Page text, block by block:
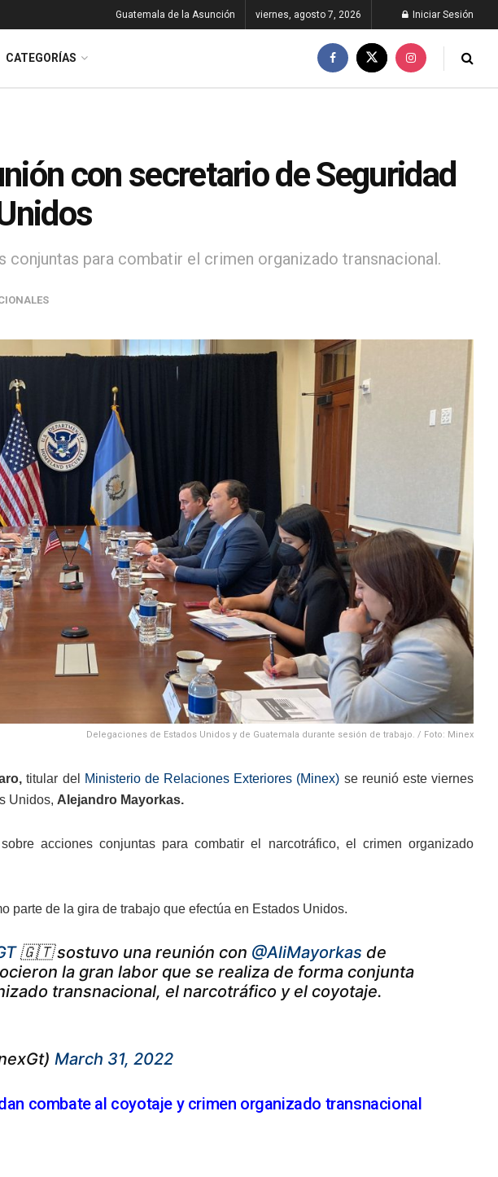
Guatemala de la Asunción viernes, agosto 7, 2026 Iniciar Sesión
CATEGORÍAS
con secretario de Seguridad
para combatir el crimen organizado transnacional.
Delegaciones de Estados Unidos y de Guatemala durante sesión de trabajo. / Foto: Minex
titular del Ministerio de Relaciones Exteriores (Minex) se reunió este viernes
Unidos, Alejandro Mayorkas.
acciones conjuntas para combatir el narcotráfico, el crimen organizado
parte de la gira de trabajo que efectúa en Estados Unidos.
🇬🇹 sostuvo una reunión con @AliMayorkas de
la gran labor que se realiza de forma conjunta
transnacional, el narcotráfico y el coyotaje.
March 31, 2022
combate al coyotaje y crimen organizado transnacional